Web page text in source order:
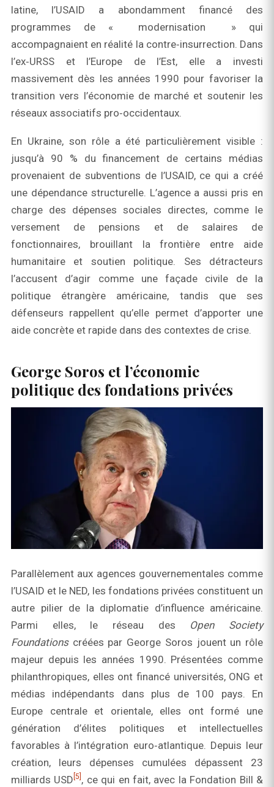
latine, l’USAID a abondamment financé des
programmes de « modernisation » qui
accompagnaient en réalité la contre‑insurrection. Dans
l’ex‑URSS et l’Europe de l’Est, elle a investi
massivement dès les années 1990 pour favoriser la
transition vers l’économie de marché et soutenir les
réseaux associatifs pro‑occidentaux.
En Ukraine, son rôle a été particulièrement visible :
jusqu’à 90 % du financement de certains médias
provenaient de subventions de l’USAID, ce qui a créé
une dépendance structurelle. L’agence a aussi pris en
charge des dépenses sociales directes, comme le
versement de pensions et de salaires de
fonctionnaires, brouillant la frontière entre aide
humanitaire et soutien politique. Ses détracteurs
l’accusent d’agir comme une façade civile de la
politique étrangère américaine, tandis que ses
défenseurs rappellent qu’elle permet d’apporter une
aide concrète et rapide dans des contextes de crise.
George Soros et l’économie
politique des fondations privées
Parallèlement aux agences gouvernementales comme
l’USAID et le NED, les fondations privées constituent un
autre pilier de la diplomatie d’influence américaine.
Parmi elles, le réseau des Open Society
Foundationscréées par George Soros jouent un rôle
majeur depuis les années 1990. Présentées comme
philanthropiques, elles ont financé universités, ONG et
médias indépendants dans plus de 100 pays. En
Europe centrale et orientale, elles ont formé une
génération d’élites politiques et intellectuelles
favorables à l’intégration euro‑atlantique. Depuis leur
création, leurs dépenses cumulées dépassent 23
milliards USD[5] , ce qui en fait, avec la Fondation Bill &